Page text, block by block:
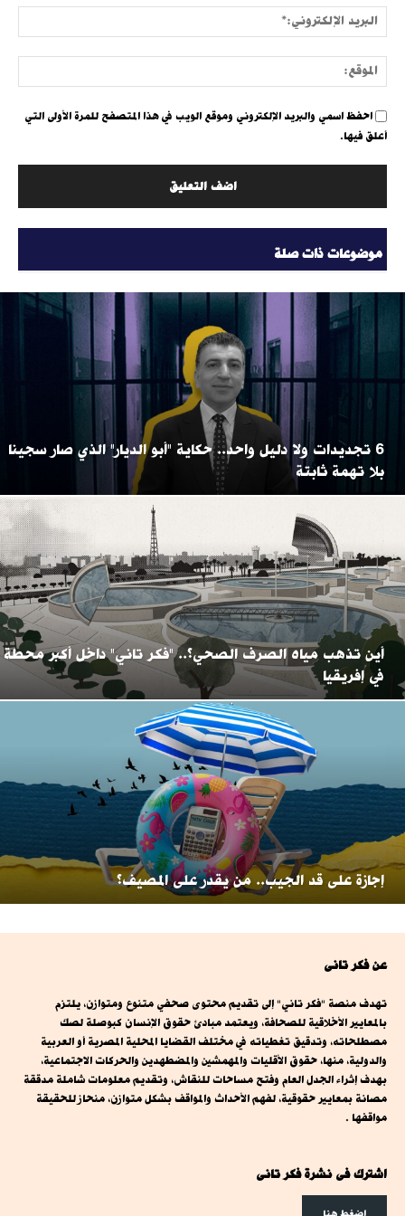
احفظ اسمي والبريد الإلكتروني وموقع الويب في هذا المتصفح للمرة الأولى التي
أعلق فيها.
موضوعات ذات صلة
6 تجديدات ولا دليل واحد.. حكاية "أبو الديار" الذي صار سجينا
بلا تهمة ثابتة
أين تذهب مياه الصرف الصحي؟.. "فكر تاني" داخل أكبر محطة
في إفريقيا
إجازة على قد الجيب.. من يقدر على المصيف؟
عن فكر تانى
تهدف منصة "فكر تاني" إلى تقديم محتوى صحفي متنوع ومتوازن، يلتزم
بالمعايير الأخلاقية للصحافة، ويعتمد مبادئ حقوق الإنسان كبوصلة لصك
مصطلحاته، وتدقيق تغطياته في مختلف القضايا المحلية المصرية أو العربية
والدولية، منها، حقوق الأقليات والمهمشين والمضطهدين والحركات الاجتماعية،
بهدف إثراء الجدل العام وفتح مساحات للنقاش، وتقديم معلومات شاملة مدققة
مصانة بمعايير حقوقية، لفهم الأحداث والمواقف بشكل متوازن، منحاز للحقيقة
مواقفها .
اشترك فى نشرة فكر تانى